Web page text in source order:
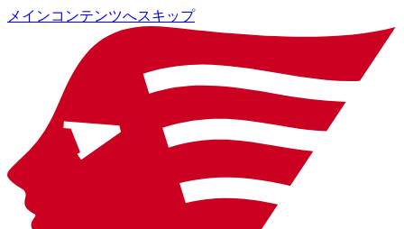
メインコンテンツへスキップ